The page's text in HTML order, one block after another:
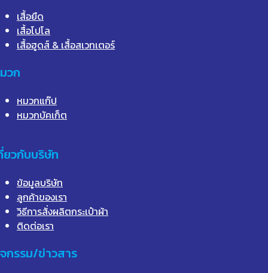
เสื้อยืด
เสื้อโปโล
เสื้อฮูดส์ & เสื้อสเวทเตอร์
วก
หมวกแก๊ป
หมวกบัคเก็ต
ยวกับบริษัท
ข้อมูลบริษัท
ลูกค้าของเรา
วิธีการสั่งผลิตกระเป๋าผ้า
ติดต่อเรา
กรรม/ข่าวสาร